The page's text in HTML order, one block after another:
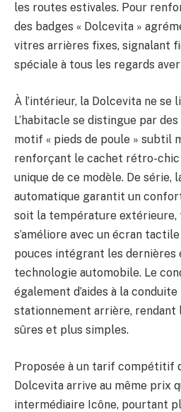
les routes estivales. Pour
des badges « Dolcevita »
vitres arrières fixes, signalant
spéciale à tous les regards
À l’intérieur, la Dolcevita ne se
L’habitacle se distingue par
motif « pieds de poule » subtil
renforçant le cachet rétro-
unique de ce modèle. De série,
automatique garantit un
soit la température extérieure,
s’améliore avec un écran
pouces intégrant les dernières
technologie automobile. Le
également d’aides à la
stationnement arrière, rendant
sûres et plus simples.
Proposée à un tarif compétitif
Dolcevita arrive au même prix
intermédiaire Icône, pourtant